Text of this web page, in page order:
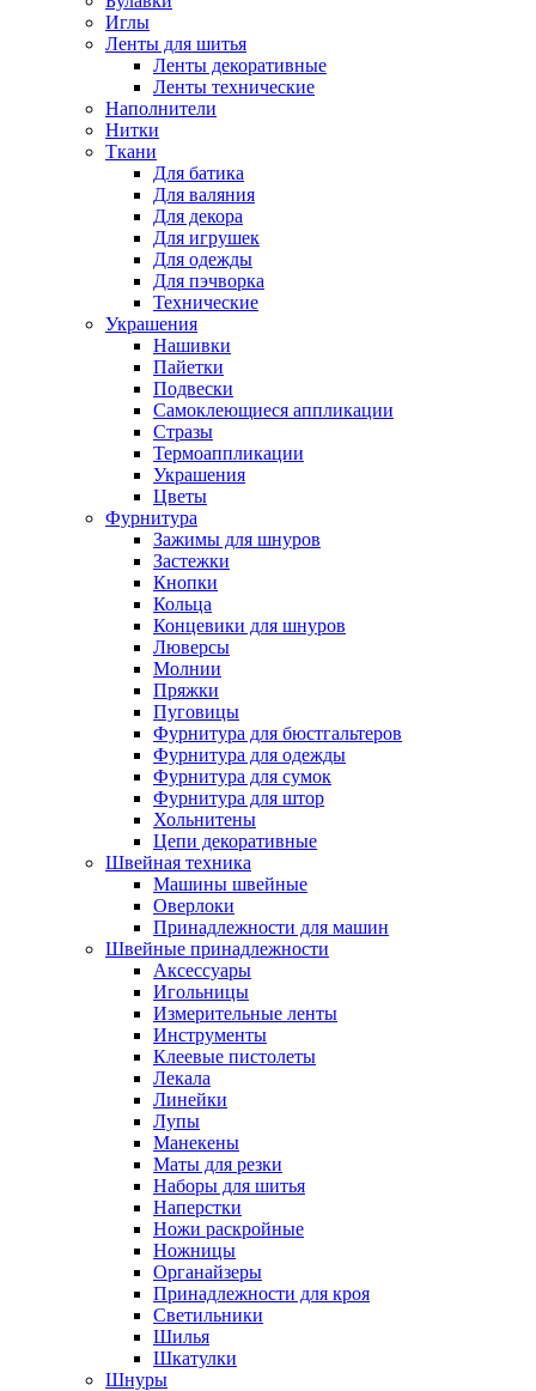
Иглы
Ленты для шитья
Ленты декоративные
Ленты технические
Наполнители
Нитки
Ткани
Для батика
Для валяния
Для декора
Для игрушек
Для одежды
Для пэчворка
Технические
Украшения
Нашивки
Пайетки
Подвески
Самоклеющиеся аппликации
Стразы
Термоаппликации
Украшения
Цветы
Фурнитура
Зажимы для шнуров
Застежки
Кнопки
Кольца
Концевики для шнуров
Люверсы
Молнии
Пряжки
Пуговицы
Фурнитура для бюстгальтеров
Фурнитура для одежды
Фурнитура для сумок
Фурнитура для штор
Хольнитены
Цепи декоративные
Швейная техника
Машины швейные
Оверлоки
Принадлежности для машин
Швейные принадлежности
Аксессуары
Игольницы
Измерительные ленты
Инструменты
Клеевые пистолеты
Лекала
Линейки
Лупы
Манекены
Маты для резки
Наборы для шитья
Наперстки
Ножи раскройные
Ножницы
Органайзеры
Принадлежности для кроя
Светильники
Шилья
Шкатулки
Шнуры